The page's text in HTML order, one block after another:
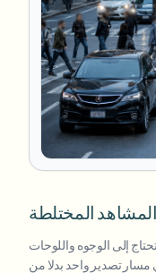
المختلطة
إلى الوجوه واللوحات
مسار تصدير واحد بدلا من